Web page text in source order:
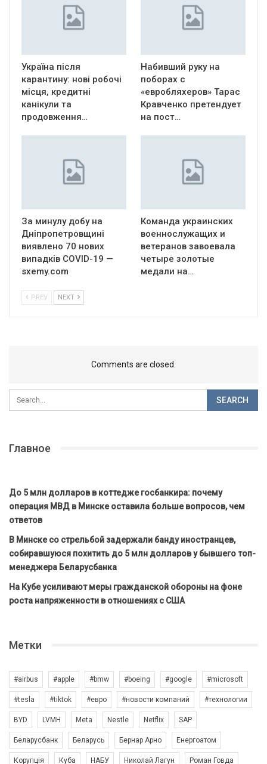
Україна після
карантину: нові робочі
місця, кредитні
канікули та
продовження…
Набивший руку на
поборах с
«евробляхеров» Тарас
Кравченко претендует
на пост…
За минулу добу на
Дніпропетровщині
виявлено 70 нових
випадків COVID-19 —
sxemy.com
Команда украинских
военнослужащих и
ветеранов завоевала
четыре золотые
медали на…
PREV NEXT
Comments are closed.
Главное
До 5 млн долларов в коттедже госбанкира: почему
операция МВД в Минске оставила больше вопросов, чем
ответов
В Минске со стрельбой задержали банду иностранцев,
собиравшуюся похитить до 5 млн долларов у бывшего топ-
менеджера Беларусбанка
На Кубе усиливают меры гражданской обороны на фоне
роста напряженности в отношениях с США
Метки
#airbus #apple #bmw #boeing #google #microsoft
#tesla #tiktok #евро #новости компаний #технологии
BYD LVMH Meta Nestle Netflix SAP
Беларусбанк Беларусь Бернар Арно Енергоатом
Корупція Куба НАБУ Николай Лагун Роман Говда